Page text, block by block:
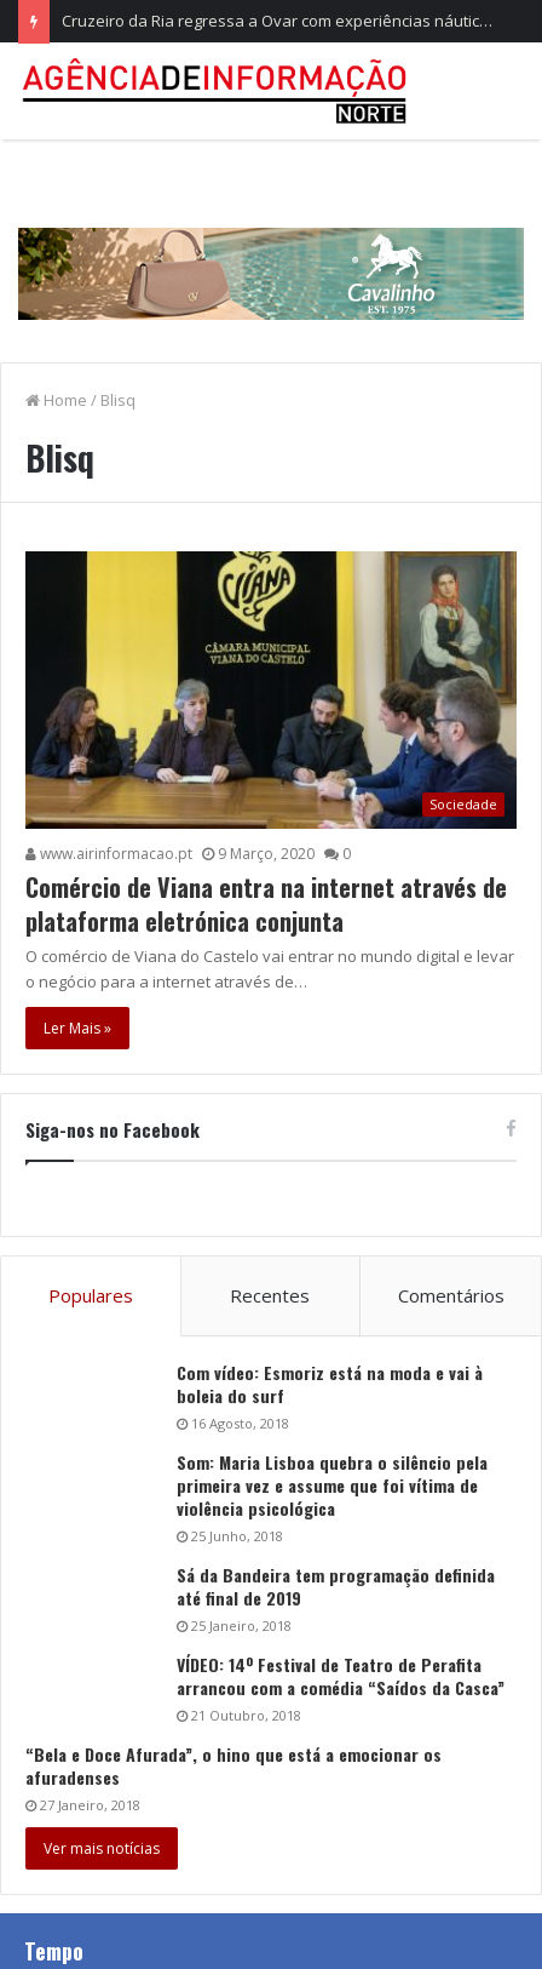
Gala Internacional de Folclore leva as tradições do mundo ao Parque do Arnado
Home / Blisq
Blisq
Sociedade
www.airinformacao.pt 9 Março, 2020 0
Comércio de Viana entra na internet através de
plataforma eletrónica conjunta
O comércio de Viana do Castelo vai entrar no mundo digital e levar
o negócio para a internet através de…
Ler Mais »
Siga-nos no Facebook
Populares Recentes Comentários
Com vídeo: Esmoriz está na moda e vai à
boleia do surf
16 Agosto, 2018
Som: Maria Lisboa quebra o silêncio pela
primeira vez e assume que foi vítima de
violência psicológica
25 Junho, 2018
Sá da Bandeira tem programação definida
até final de 2019
25 Janeiro, 2018
VÍDEO: 14º Festival de Teatro de Perafita
arrancou com a comédia “Saídos da Casca”
21 Outubro, 2018
“Bela e Doce Afurada”, o hino que está a emocionar os
afuradenses
27 Janeiro, 2018
Ver mais notícias
Tempo